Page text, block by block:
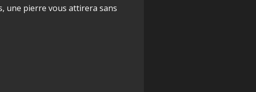
une pierre vous attirera sans